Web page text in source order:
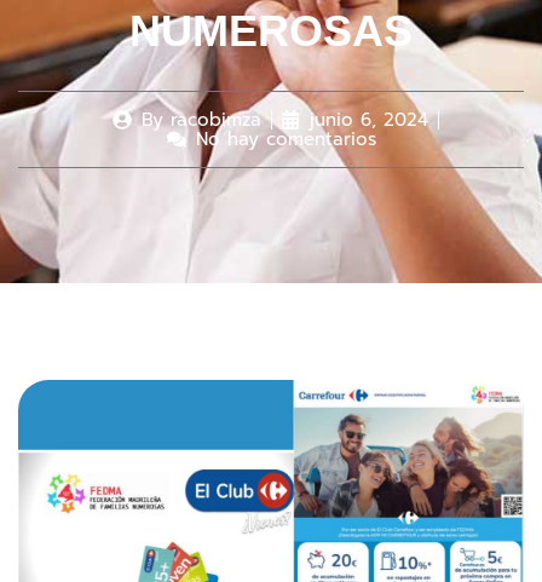
NUMEROSAS
Byracobimza junio 6, 2024
No hay comentarios